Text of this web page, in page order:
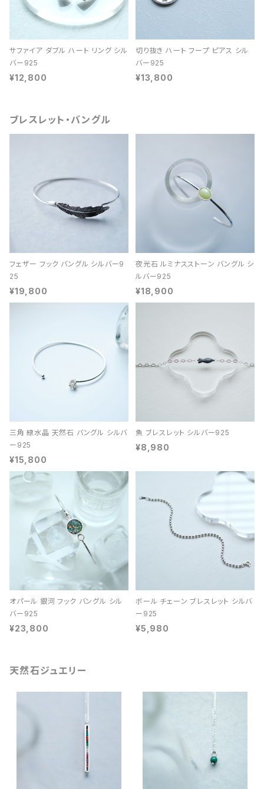
サファイア ダブル ハート リング シル
バー925
¥12,800
切り抜き ハート フープ ピアス シル
バー925
¥13,800
ブレスレット・バングル
フェザー フック バングル シルバー9
25
¥19,800
夜光石 ルミナスストーン バングル シ
ルバー925
¥18,900
三角 緑水晶 天然石 バングル シルバ
ー925
¥15,800
魚 ブレスレット シルバー925
¥8,980
オパール 銀河 フック バングル シル
バー925
¥23,800
ボール チェーン ブレスレット シルバ
ー925
¥5,980
天然石ジュエリー